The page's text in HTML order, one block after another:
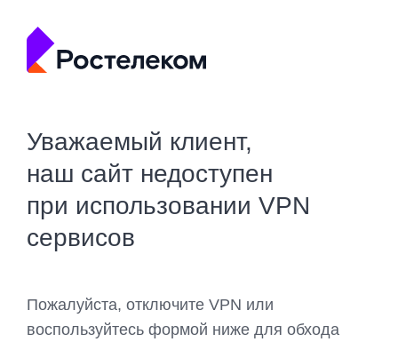
Уважаемый клиент,
наш сайт недоступен
при использовании VPN
сервисов
Пожалуйста, отключите VPN или
воспользуйтесь формой ниже для обхода